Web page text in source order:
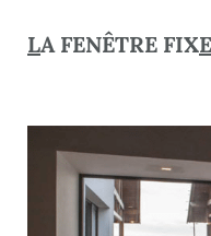
LA FENÊTRE FIXE